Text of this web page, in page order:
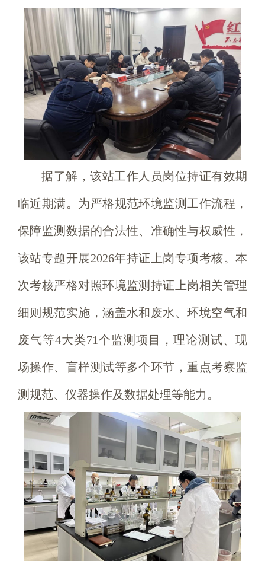
据了解，该站工作人员岗位持证有效期
临近期满。为严格规范环境监测工作流程，
保障监测数据的合法性、准确性与权威性，
该站专题开展2026年持证上岗专项考核。本
次考核严格对照环境监测持证上岗相关管理
细则规范实施，涵盖水和废水、环境空气和
废气等4大类71个监测项目，理论测试、现
场操作、盲样测试等多个环节，重点考察监
测规范、仪器操作及数据处理等能力。